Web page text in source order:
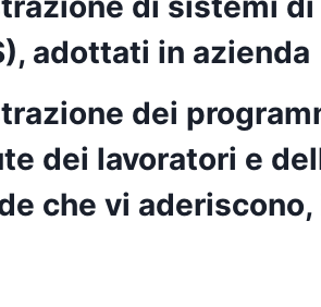
adottati in azienda
dei
dei lavoratori e
che vi